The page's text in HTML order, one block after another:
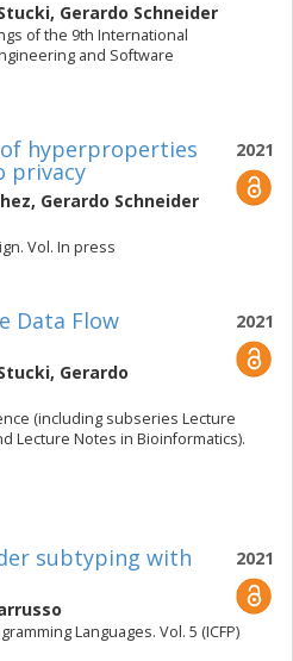
, Gerardo Schneider
of the 9th International
and Software
2021
hyperproperties
privacy
, Gerardo Schneider
Vol. In press
2021
Data Flow
, Gerardo
(including subseries Lecture
Lecture Notes in Bioinformatics).
2021
subtyping with
Languages. Vol. 5 (ICFP)